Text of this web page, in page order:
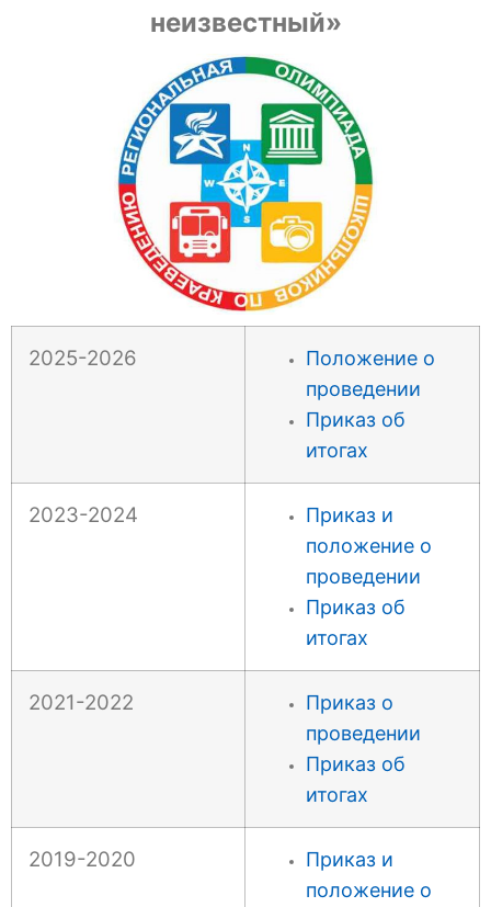
неизвестный»
2025-2026
Положение о
проведении
Приказ об
итогах
2023-2024
Приказ и
положение о
проведении
Приказ об
итогах
2021-2022
Приказ о
проведении
Приказ об
итогах
2019-2020
Приказ и
положение о